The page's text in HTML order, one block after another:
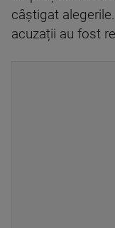
câștigat
acuzații au fost